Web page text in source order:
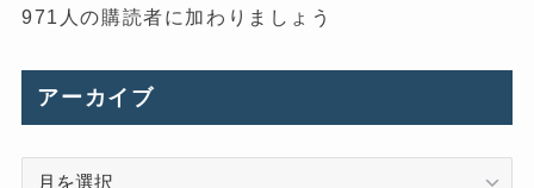
ド
ス
971人の購読者に加わりましょう
アーカイブ